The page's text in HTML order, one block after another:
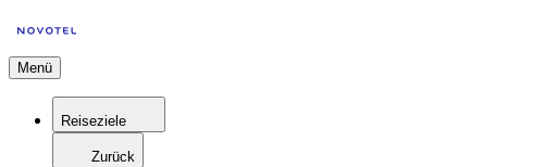
Menü
Reiseziele
Zurück